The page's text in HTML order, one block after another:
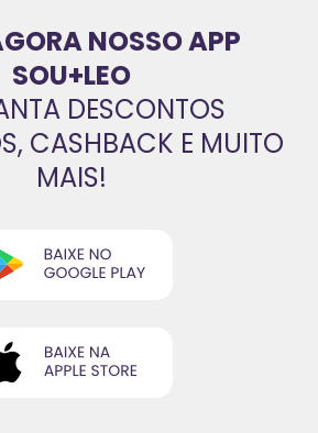
NOSSO APP
SOU+LEO
DESCONTOS
CASHBACK E MUITO
MAIS!